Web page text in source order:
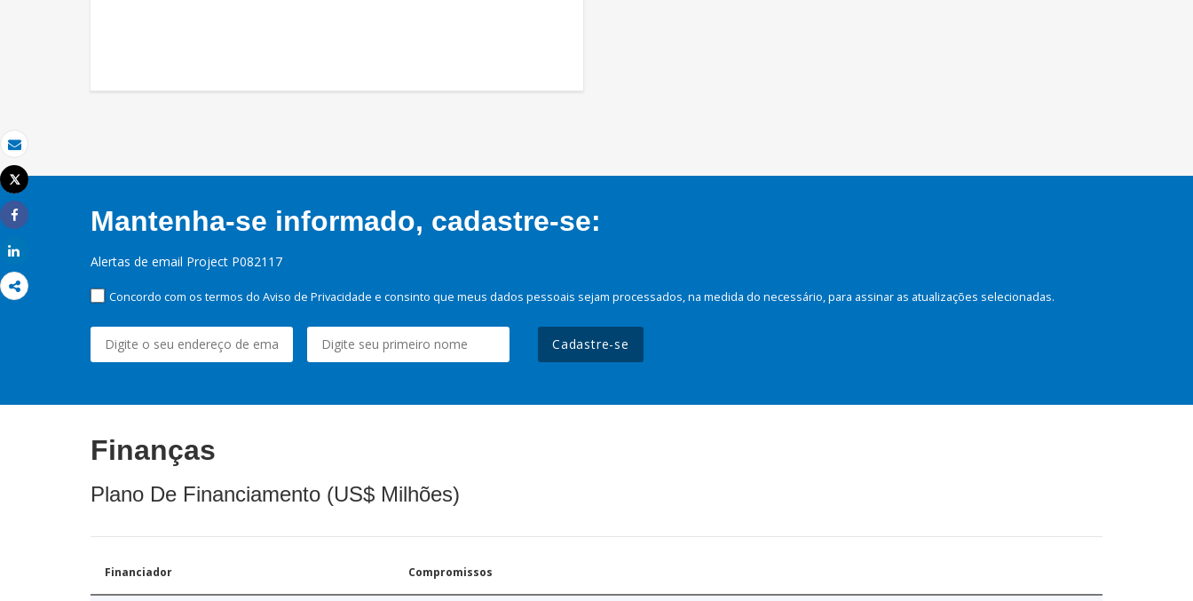
Email
Imprimir
Tweet
Share
Mantenha-se informado, cadastre-se:
Alertas de email Project P082117
Concordo com os termos do Aviso de Privacidade e consinto que meus dados pessoais sejam processados, na medida do necessário, para assinar as atualizações selecionadas.
Cadastre-se
Finanças
Plano De Financiamento (US$ Milhões)
Financiador Compromissos